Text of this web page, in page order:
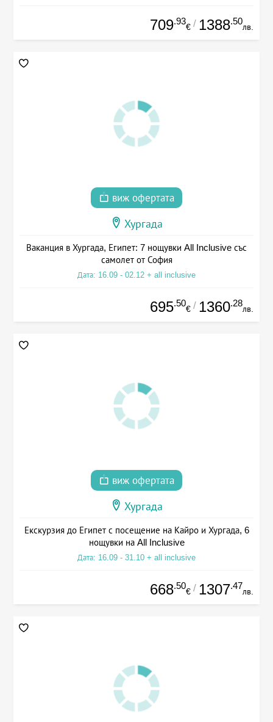
709.93
€ / 1388.50
лв.
виж офертата
Хургада
Ваканция в Хургада, Египет: 7 нощувки All Inclusive със
самолет от София
Дата: 16.09 - 02.12 + all inclusive
695.50
€ / 1360.28
лв.
виж офертата
Хургада
Екскурзия до Египет с посещение на Кайро и Хургада, 6
нощувки на All Inclusive
Дата: 16.09 - 31.10 + all inclusive
668.50
€ / 1307.47
лв.